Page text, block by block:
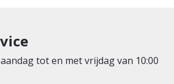
tot en met vrijdag van 10:00